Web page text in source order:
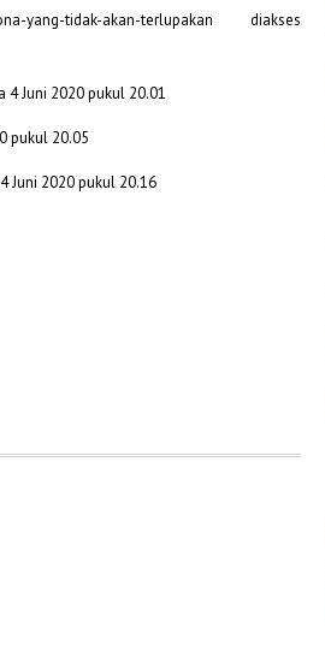
yang-tidak-akan-terlupakan diakses
Juni 2020 pukul 20.01
pukul 20.05
2020 pukul 20.16